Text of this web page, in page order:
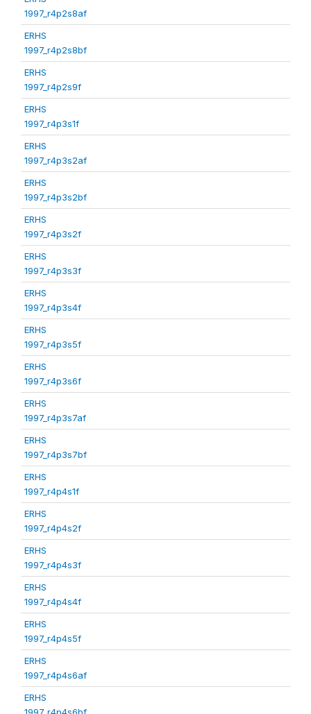
1997_r4p2s8af
ERHS
1997_r4p2s8bf
ERHS
1997_r4p2s9f
ERHS
1997_r4p3s1f
ERHS
1997_r4p3s2af
ERHS
1997_r4p3s2bf
ERHS
1997_r4p3s2f
ERHS
1997_r4p3s3f
ERHS
1997_r4p3s4f
ERHS
1997_r4p3s5f
ERHS
1997_r4p3s6f
ERHS
1997_r4p3s7af
ERHS
1997_r4p3s7bf
ERHS
1997_r4p4s1f
ERHS
1997_r4p4s2f
ERHS
1997_r4p4s3f
ERHS
1997_r4p4s4f
ERHS
1997_r4p4s5f
ERHS
1997_r4p4s6af
ERHS
1997_r4p4s6bf